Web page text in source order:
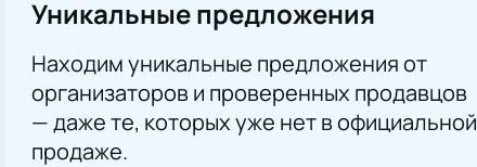
Не упустите возможность стать частью этого
Уникальные предложения
Находим уникальные предложения от
организаторов и проверенных продавцов
— даже те, которых уже нет в официальной
продаже.